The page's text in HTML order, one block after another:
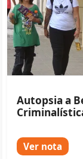
Autopsia a
Ver nota